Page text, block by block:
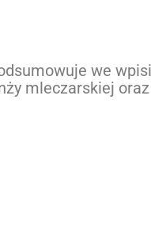
we
mleczarskiej